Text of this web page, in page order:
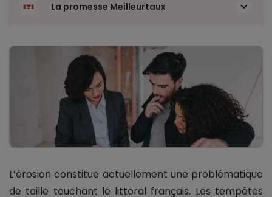
La promesse Meilleurtaux
L’érosion constitue actuellement une problématique
de taille touchant le littoral français. Les tempêtes